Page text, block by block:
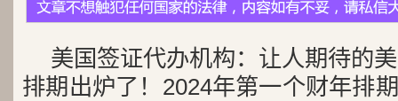
美国签证代办机构：让人期待的
排期出炉了！2024年第一个财年排